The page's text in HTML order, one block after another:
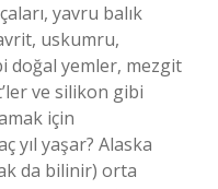
yavru balık
uskumru,
doğal yemler, mezgit
ve silikon gibi
için
yıl yaşar? Alaska
da bilinir) orta